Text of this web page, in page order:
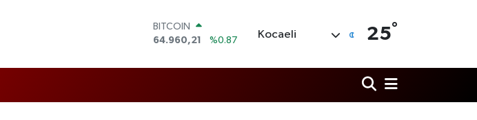
64.960,21
DOLAR
EURO
Kocaeli 25°